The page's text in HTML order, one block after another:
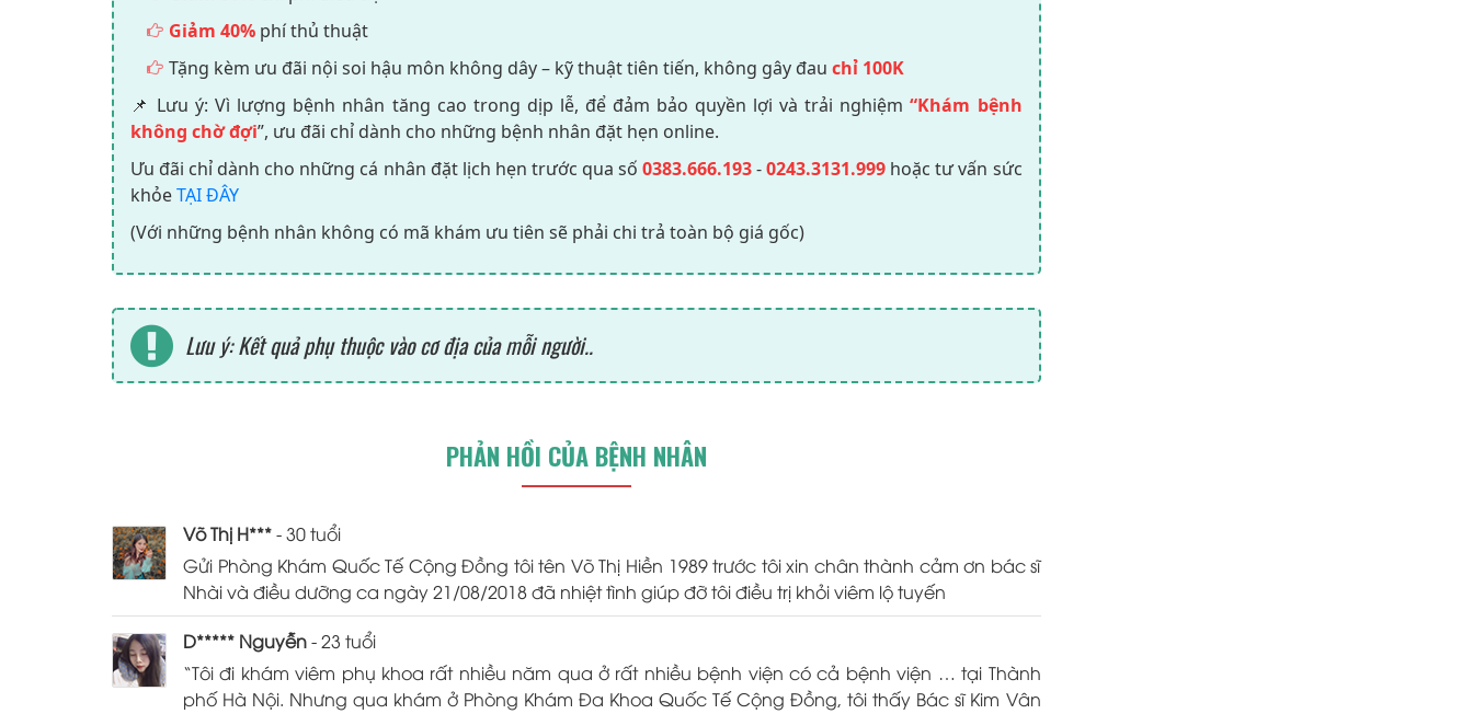
Giảm 40% phí thủ thuật
Tặng kèm ưu đãi nội soi hậu môn không dây – kỹ thuật tiên tiến, không gây đau chỉ 100K
📌 Lưu ý: Vì lượng bệnh nhân tăng cao trong dịp lễ, để đảm bảo quyền lợi và trải nghiệm“Khám bệnh
không chờ đợi”, ưu đãi chỉ dành cho những bệnh nhân đặt hẹn online.
Ưu đãi chỉ dành cho những cá nhân đặt lịch hẹn trước qua số0383.666.193-0243.3131.999 hoặc tư vấn sức
khỏeTẠI ĐÂY
(Với những bệnh nhân không có mã khám ưu tiên sẽ phải chi trả toàn bộ giá gốc)
Lưu ý: Kết quả phụ thuộc vào cơ địa của mỗi người..
PHẢN HỒI CỦA BỆNH NHÂN
Võ Thị H***- 30 tuổi
Gửi Phòng Khám Quốc Tế Cộng Đồng tôi tên Võ Thị Hiền 1989 trước tôi xin chân thành cảm ơn bác sĩ
Nhài và điều dưỡng ca ngày 21/08/2018 đã nhiệt tình giúp đỡ tôi điều trị khỏi viêm lộ tuyến
D***** Nguyễn- 23 tuổi
“Tôi đi khám viêm phụ khoa rất nhiều năm qua ở rất nhiều bệnh viện có cả bệnh viện … tại Thành
phố Hà Nội. Nhưng qua khám ở Phòng Khám Đa Khoa Quốc Tế Cộng Đồng, tôi thấy Bác sĩ Kim Vân